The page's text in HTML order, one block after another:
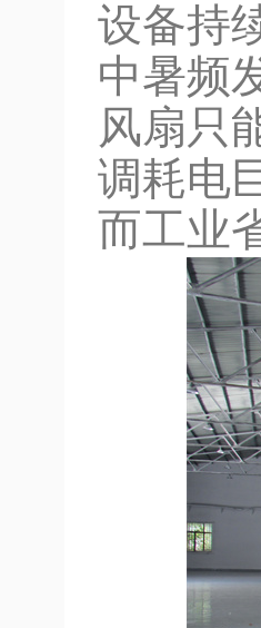
设备持
中暑频
风扇只
调耗电
而工业